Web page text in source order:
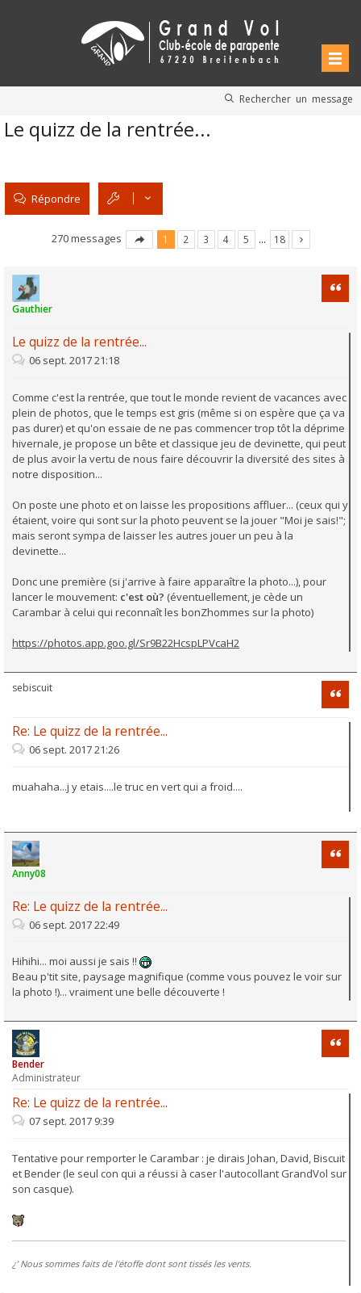
Rechercher un message
Le quizz de la rentrée...
Répondre
270 messages 1 2 3 4 5 … 18
Gauthier
Le quizz de la rentrée...
06 sept. 2017 21:18
Comme c'est la rentrée, que tout le monde revient de vacances avec
plein de photos, que le temps est gris (même si on espère que ça va
pas durer) et qu'on essaie de ne pas commencer trop tôt la déprime
hivernale, je propose un bête et classique jeu de devinette, qui peut
de plus avoir la vertu de nous faire découvrir la diversité des sites à
notre disposition...
On poste une photo et on laisse les propositions affluer... (ceux qui y
étaient, voire qui sont sur la photo peuvent se la jouer "Moi je sais!";
mais seront sympa de laisser les autres jouer un peu à la
devinette...
Donc une première (si j'arrive à faire apparaître la photo...), pour
lancer le mouvement: c'est où? (éventuellement, je cède un
Carambar à celui qui reconnaît les bonZhommes sur la photo)
https://photos.app.goo.gl/Sr9B22HcspLPVcaH2
sebiscuit
Re: Le quizz de la rentrée...
06 sept. 2017 21:26
muahaha...j y etais....le truc en vert qui a froid....
Anny08
Re: Le quizz de la rentrée...
06 sept. 2017 22:49
Hihihi... moi aussi je sais !!
Beau p'tit site, paysage magnifique (comme vous pouvez le voir sur
la photo !)... vraiment une belle découverte !
Bender
Administrateur
Re: Le quizz de la rentrée...
07 sept. 2017 9:39
Tentative pour remporter le Carambar : je dirais Johan, David, Biscuit
et Bender (le seul con qui a réussi à caser l'autocollant GrandVol sur
son casque).
¿’ Nous sommes faits de l'étoffe dont sont tissés les vents.